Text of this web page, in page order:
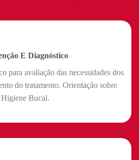
E Diagnóstico
para avaliação das necessidades dos
do tratamento. Orientação sobre
Higiene Bucal.